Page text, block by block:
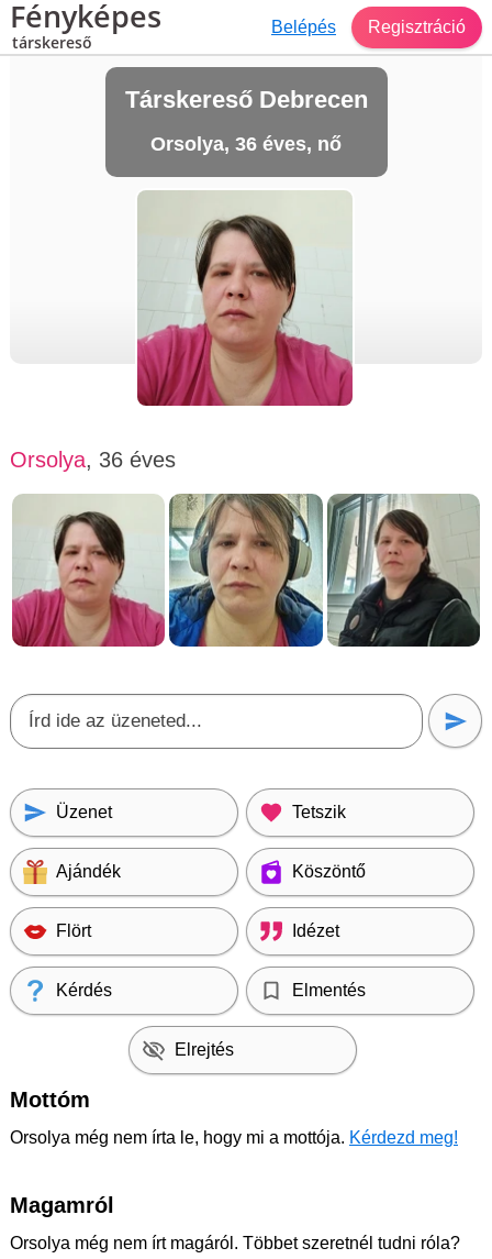
Fényképes
társkereső
Belépés Regisztráció
Társkereső Debrecen
Orsolya, 36 éves, nő
Orsolya, 36 éves
Üzenet Tetszik
Ajándék Köszöntő
Flört Idézet
Kérdés Elmentés
Elrejtés
Mottóm
Orsolya még nem írta le, hogy mi a mottója. Kérdezd meg!
Magamról
Orsolya még nem írt magáról. Többet szeretnél tudni róla?